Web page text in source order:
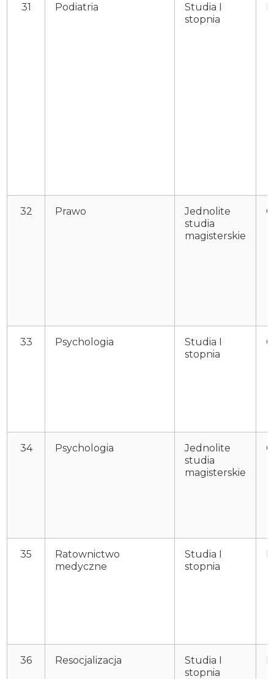
31 Podiatria
Studia I
stopnia
32 Prawo
Jednolite
studia
magisterskie
33 Psychologia
Studia I
stopnia
34 Psychologia
Jednolite
studia
magisterskie
35
Ratownictwo
medyczne
Studia I
stopnia
36 Resocjalizacja
Studia I
stopnia